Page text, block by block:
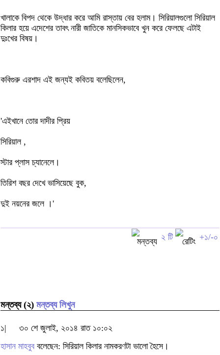
খালাকে বিপদ থেকে উদ্ধার করে আমি রাস্তায় বের হলাম। সিরিয়ালগুলো সিরিয়াল
কিলার হয়ে এদেশের তাবৎ নারী জাতিকে মানসিকভাবে খুন করে ফেলছে এটাই
দুঃখের বিষয়।
কবিগুরু এরশাদ এই জন্যই কবিতয় বলেছিলেন,
'এইখানে তোর দাদীর প্রিয়
সিরিয়াল ,
স্টার প্লাস চ্যানেলে।
তিরিশ বছর দেখে ভাসিয়েছে বুক,
দুই নয়নের জলে ।'
২ টি +১/-০
মন্তব্য (২) মন্তব্য লিখুন
১|
৩০ শে জুলাই, ২০১৪ রাত ১০:০২
হাসান মাহবুব বলেছেন: সিরিয়াল কিলার নামকরণটা ভালো হৈসে।